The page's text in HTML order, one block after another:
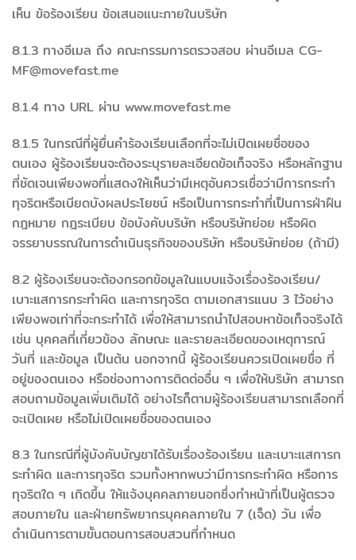
เห็น ข้อร้องเรียน ข้อเสนอแนะภายในบริษัท
8.1.3 ทางอีเมล ถึง คณะกรรมการตรวจสอบ ผ่านอีเมล CG-
MF@movefast.me
8.1.4 ทาง URL ผ่าน www.movefast.me
8.1.5 ในกรณีที่ผู้ยื่นคำร้องเรียนเลือกที่จะไม่เปิดเผยชื่อของ
ตนเอง ผู้ร้องเรียนจะต้องระบุรายละเอียดข้อเท็จจริง หรือหลักฐาน
ที่ชัดเจนเพียงพอที่แสดงให้เห็นว่ามีเหตุอันควรเชื่อว่ามีการกระทำ
ทุจริตหรือเบียดบังผลประโยชน์ หรือเป็นการกระทำที่เป็นการฝ่าฝืน
กฎหมาย กฎระเบียบ ข้อบังคับบริษัท หรือบริษัทย่อย หรือผิด
จรรยาบรรณในการดำเนินธุรกิจของบริษัท หรือบริษัทย่อย (ถ้ามี)
8.2 ผู้ร้องเรียนจะต้องกรอกข้อมูลในแบบแจ้งเรื่องร้องเรียน/
เบาะแสการกระทำผิด และการทุจริต ตามเอกสารแนบ 3 ไว้อย่าง
เพียงพอเท่าที่จะกระทำได้ เพื่อให้สามารถนำไปสอบหาข้อเท็จจริงได้
เช่น บุคคลที่เกี่ยวข้อง ลักษณะ และรายละเอียดของเหตุการณ์
วันที่ และข้อมูล เป็นต้น นอกจากนี้ ผู้ร้องเรียนควรเปิดเผยชื่อ ที่
อยู่ของตนเอง หรือช่องทางการติดต่ออื่น ๆ เพื่อให้บริษัท สามารถ
สอบถามข้อมูลเพิ่มเติมได้ อย่างไรก็ตามผู้ร้องเรียนสามารถเลือกที่
จะเปิดเผย หรือไม่เปิดเผยชื่อของตนเอง
8.3 ในกรณีที่ผู้บังคับบัญชาได้รับเรื่องร้องเรียน และเบาะแสการก
ระทำผิด และการทุจริต รวมทั้งหากพบว่ามีการกระทำผิด หรือการ
ทุจริตใด ๆ เกิดขึ้น ให้แจ้งบุคคลภายนอกซึ่งทำหน้าที่เป็นผู้ตรวจ
สอบภายใน และฝ่ายทรัพยากรบุคคลภายใน 7 (เจ็ด) วัน เพื่อ
ดำเนินการตามขั้นตอนการสอบสวนที่กำหนด